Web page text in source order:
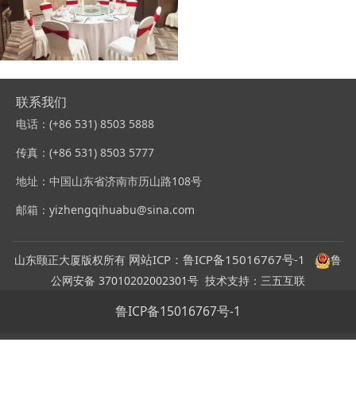
颐泓厅
颐润厅
颐馨厅
第四会议室
学习贯彻党的二十届三中全会精神
学习贯彻党的二十届四中全会精神
联系我们
电话：(+86 531) 8503 5888
传真：(+86 531) 8503 5777
地址：中国山东省济南市历山路108号
邮箱：yizhengqihuabu@sina.com
山东颐正大厦版权所有 网站ICP： 鲁ICP备15016767号-1
鲁
公网安备 37010202002301号 技术支持：三五互联
鲁ICP备15016767号-1